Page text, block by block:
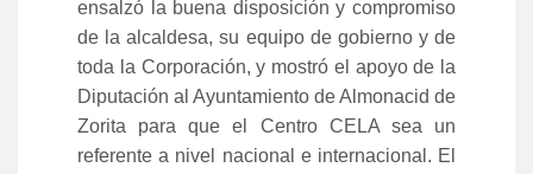
ensalzó la buena disposición y compromiso
de la alcaldesa, su equipo de gobierno y de
toda la Corporación, y mostró el apoyo de la
Diputación al Ayuntamiento de Almonacid de
Zorita para que el Centro CELA sea un
referente a nivel nacional e internacional. El